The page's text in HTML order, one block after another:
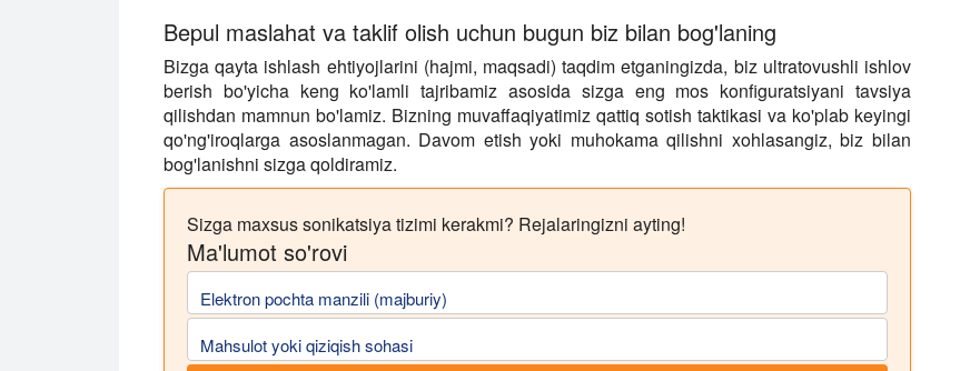
Bepul maslahat va taklif olish uchun bugun biz bilan bog'laning
Bizga qayta ishlash ehtiyojlarini (hajmi, maqsadi) taqdim etganingizda, biz ultratovushli ishlov
berish bo'yicha keng ko'lamli tajribamiz asosida sizga eng mos konfiguratsiyani tavsiya
qilishdan mamnun bo'lamiz. Bizning muvaffaqiyatimiz qattiq sotish taktikasi va ko'plab keyingi
qo'ng'iroqlarga asoslanmagan. Davom etish yoki muhokama qilishni xohlasangiz, biz bilan
bog'lanishni sizga qoldiramiz.
Sizga maxsus sonikatsiya tizimi kerakmi? Rejalaringizni ayting!
Ma'lumot so'rovi
Elektron pochta manzili (majburiy)
Mahsulot yoki qiziqish sohasi